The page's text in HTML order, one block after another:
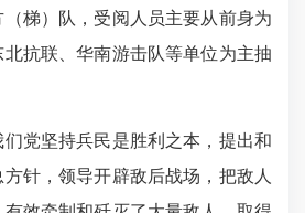
梯）队，受阅人员主要从前身为
抗联、华南游击队等单位为主抽
坚持兵民是胜利之本，提出和
针，领导开辟敌后战场，把敌人